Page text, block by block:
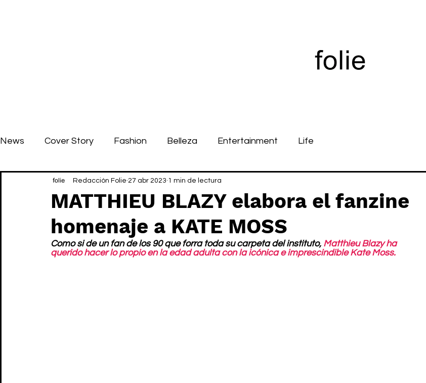
News Cover Story Fashion Belleza Entertainment Life
MATTHIEU BLAZY elabora el fanzine
homenaje a KATE MOSS
Redacción Folie 27 abr 2023 1 min de lectura
Como si de un fan de los 90 que forra toda su carpeta del instituto, Matthieu Blazy ha
querido hacer lo propio en la edad adulta con la icónica e imprescindible Kate Moss.